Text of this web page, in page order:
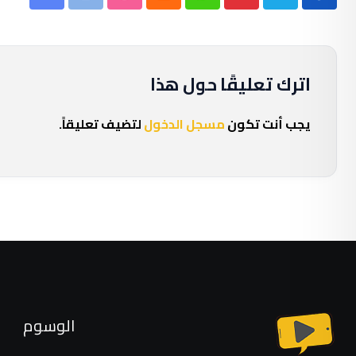
Email
اترك تعليقًا حول هذا
يجب أنت تكونمسجل الدخوللتضيف تعليقاً.
الوسوم